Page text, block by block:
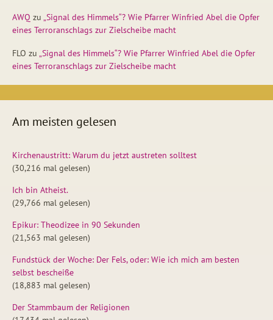
AWQ zu „Signal des Himmels“? Wie Pfarrer Winfried Abel die Opfer
eines Terroranschlags zur Zielscheibe macht
FLO zu „Signal des Himmels“? Wie Pfarrer Winfried Abel die Opfer
eines Terroranschlags zur Zielscheibe macht
Am meisten gelesen
Kirchenaustritt: Warum du jetzt austreten solltest
(30,216 mal gelesen)
Ich bin Atheist.
(29,766 mal gelesen)
Epikur: Theodizee in 90 Sekunden
(21,563 mal gelesen)
Fundstück der Woche: Der Fels, oder: Wie ich mich am besten
selbst bescheiße
(18,883 mal gelesen)
Der Stammbaum der Religionen